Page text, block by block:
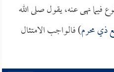
فيما نهى عنه، يقول صلى الله
ذي محرم) فالواجب الامتثال